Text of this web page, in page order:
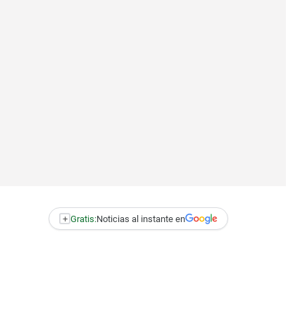
+ Gratis:Noticias al instante en